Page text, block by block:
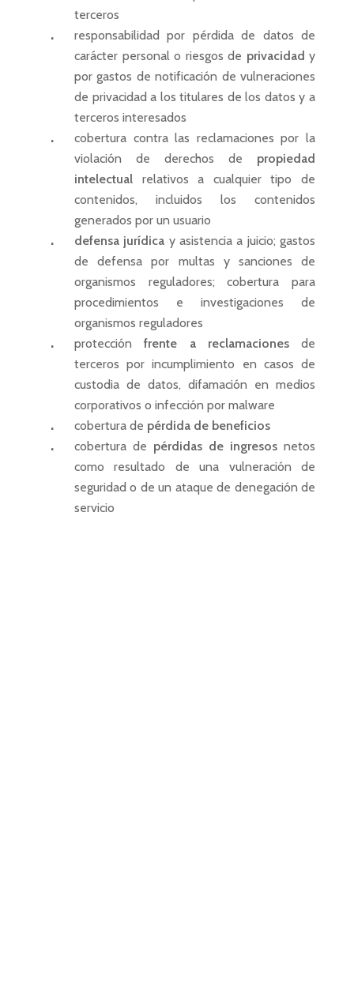
terceros
responsabilidad por pérdida de datos de
carácter personal o riesgos de privacidad y
por gastos de notificación de vulneraciones
de privacidad a los titulares de los datos y a
terceros interesados
cobertura contra las reclamaciones por la
violación de derechos de propiedad
intelectual relativos a cualquier tipo de
contenidos, incluidos los contenidos
generados por un usuario
defensa jurídica y asistencia a juicio; gastos
de defensa por multas y sanciones de
organismos reguladores; cobertura para
procedimientos e investigaciones de
organismos reguladores
protecciónfrente a reclamacionesde
terceros por incumplimiento en casos de
custodia de datos, difamación en medios
corporativos o infección por malware
cobertura de pérdida de beneficios
cobertura de pérdidas de ingresos netos
como resultado de una vulneración de
seguridad o de un ataque de denegación de
servicio